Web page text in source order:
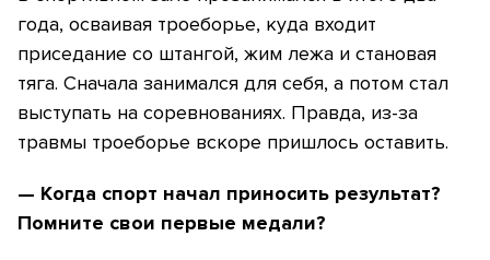
года, осваивая троеборье, куда входит
приседание со штангой, жим лежа и становая
тяга. Сначала занимался для себя, а потом стал
выступать на соревнованиях. Правда, из-за
травмы троеборье вскоре пришлось оставить.
— Когда спорт начал приносить результат?
Помните свои первые медали?